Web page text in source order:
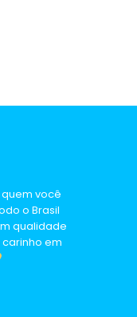
você
o Brasil
qualidade
em